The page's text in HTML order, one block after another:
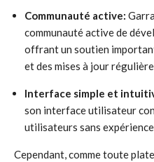
Communauté active:
communauté active de
offrant un soutien
et des mises à jour
Interface simple et
son interface utilisateur
utilisateurs sans
Cependant, comme toute